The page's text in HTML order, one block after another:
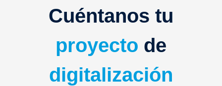
Cuéntanos tu
proyecto de
digitalización